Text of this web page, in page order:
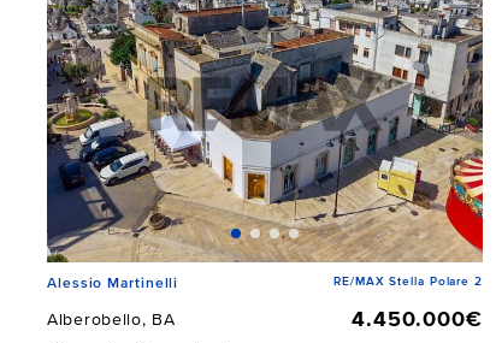
Alessio Martinelli RE/MAX Stella Polare 2
Alberobello, BA
4.450.000€